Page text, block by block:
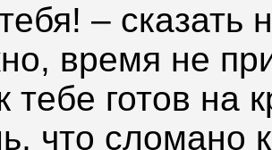
– сказать
время не
тебе готов на
что сломано